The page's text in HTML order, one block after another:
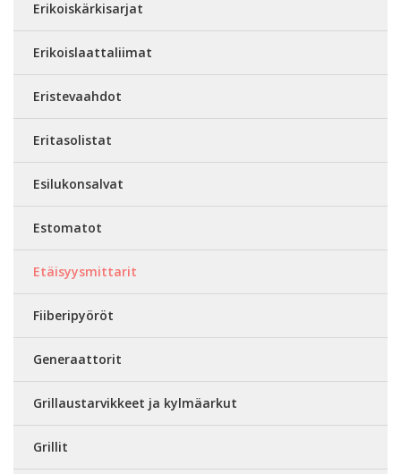
Erikoiskärkisarjat
Erikoislaattaliimat
Eristevaahdot
Eritasolistat
Esilukonsalvat
Estomatot
Etäisyysmittarit
Fiiberipyöröt
Generaattorit
Grillaustarvikkeet ja kylmäarkut
Grillit